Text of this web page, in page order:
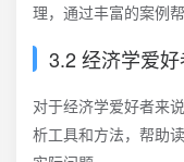
理，通过丰富的案例
3.2 经济学爱好
对于经济学爱好者来
析工具和方法，帮助